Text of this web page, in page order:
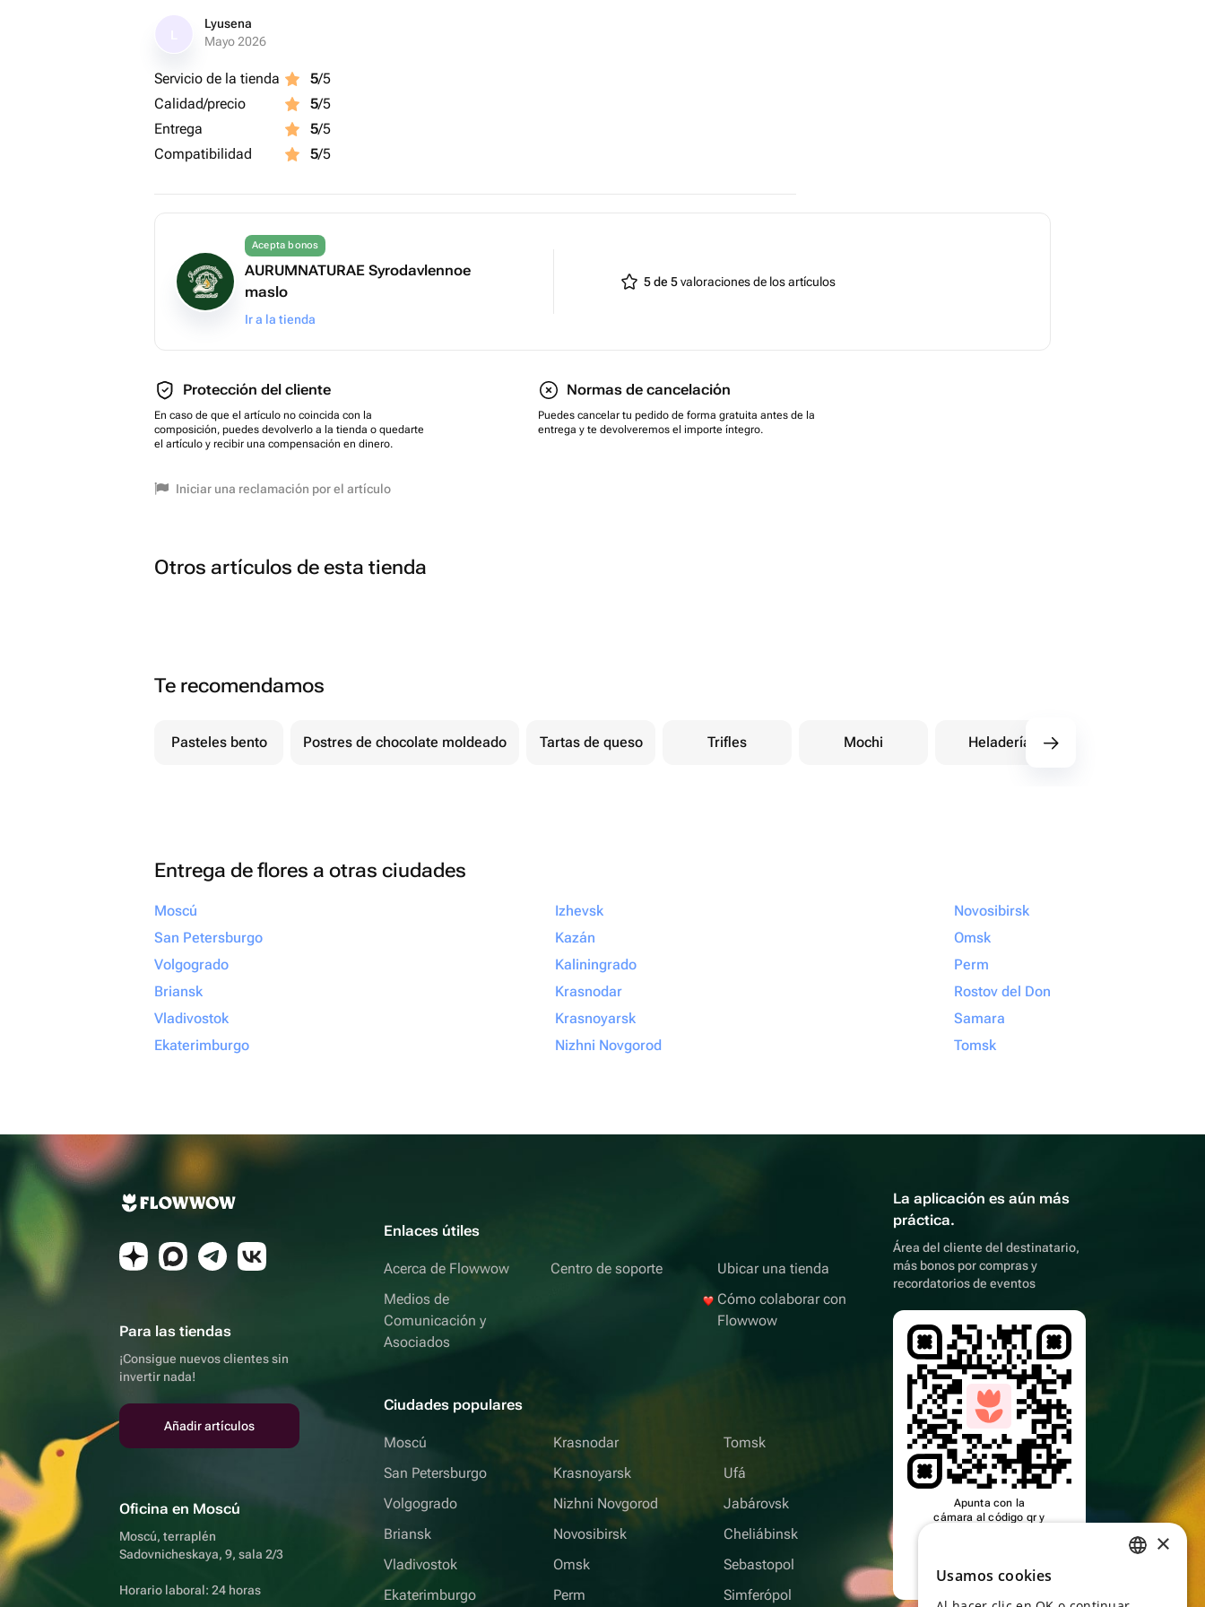
✅ Без сахара, глютена и консервантов
✅ Удобная упаковка — бери с собой куда угодно
✅ Отличная альтернатива сладостям
Пастила отлично сочетается с чаем, кофе, йогуртом и даже сыром —
экспериментируй и находи новые вкусовые открытия!
Lyusena
Mayo 2026
Servicio de la tienda 5/5
Calidad/precio
5/5
Entrega
5/5
Compatibilidad
5/5
Acepta bonos
AURUMNATURAE Syrodavlennoe
maslo
Ir a la tienda
5 de 5valoraciones de los artículos
Protección del cliente
En caso de que el artículo no coincida con la
composición, puedes devolverlo a la tienda o quedarte
el artículo y recibir una compensación en dinero.
Normas de cancelación
Puedes cancelar tu pedido de forma gratuita antes de la
entrega y te devolveremos el importe íntegro.
Iniciar una reclamación por el artículo
Otros artículos de esta tienda
Te recomendamos
Pasteles bento Postres de chocolate moldeado Tartas de queso Trifles Mochi Heladería
Entrega de flores a otras ciudades
Moscú
San Petersburgo
Volgogrado
Briansk
Vladivostok
Ekaterimburgo
Izhevsk
Kazán
Kaliningrado
Krasnodar
Krasnoyarsk
Nizhni Novgorod
Novosibirsk
Omsk
Perm
Rostov del Don
Samara
Tomsk
Para las tiendas
¡Consigue nuevos clientes sin
invertir nada!
Añadir artículos
Oficina en Moscú
Moscú, terraplén
Sadovnicheskaya, 9, sala 2/3
Horario laboral: 24 horas
Enlaces útiles
Acerca de Flowwow
Medios de
Comunicación y
Asociados
Centro de soporte
Ubicar una tienda
Cómo colaborar con
Flowwow
Ciudades populares
Moscú
San Petersburgo
Volgogrado
Briansk
Vladivostok
Ekaterimburgo
Krasnodar
Krasnoyarsk
Nizhni Novgorod
Novosibirsk
Omsk
Perm
Tomsk
Ufá
Jabárovsk
Cheliábinsk
Sebastopol
Simferópol
La aplicación es aún más
práctica.
Área del cliente del destinatario,
más bonos por compras y
recordatorios de eventos
Apunta con la
cámara al código qr y
×
Usamos cookies